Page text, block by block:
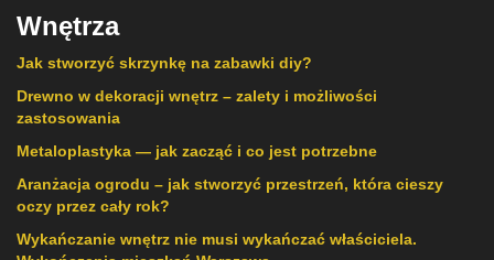
Wnętrza
Jak stworzyć skrzynkę na zabawki diy?
Drewno w dekoracji wnętrz – zalety i możliwości
zastosowania
Metaloplastyka — jak zacząć i co jest potrzebne
Aranżacja ogrodu – jak stworzyć przestrzeń, która cieszy
oczy przez cały rok?
Wykańczanie wnętrz nie musi wykańczać właściciela.